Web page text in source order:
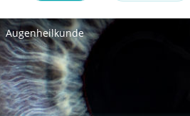
Augenheilkunde